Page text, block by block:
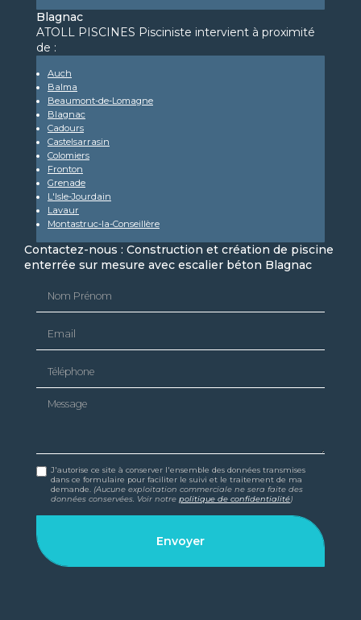
Blagnac
ATOLL PISCINES Pisciniste intervient à proximité
de :
Auch
Balma
Beaumont-de-Lomagne
Blagnac
Cadours
Castelsarrasin
Colomiers
Fronton
Grenade
L'Isle-Jourdain
Lavaur
Montastruc-la-Conseillère
Contactez-nous : Construction et création de piscine
enterrée sur mesure avec escalier béton Blagnac
Message
J'autorise ce site à conserver l'ensemble des données transmises
dans ce formulaire pour faciliter le suivi et le traitement de ma
demande. (Aucune exploitation commerciale ne sera faite des
données conservées. Voir notrepolitique de confidentialité)